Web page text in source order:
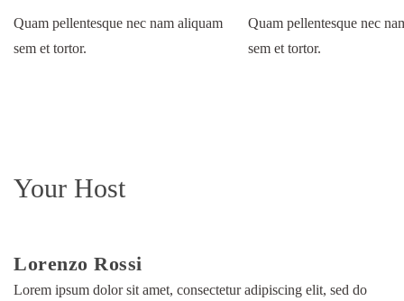
Quam pellentesque nec nam aliquam
sem et tortor.
Quam pellentesque nec
sem et tortor.
Your Host
Lorenzo Rossi
Lorem ipsum dolor sit amet, consectetur adipiscing elit, sed do